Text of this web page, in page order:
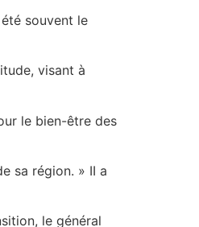
souvent le
visant à
le bien-être des
sa région. » II a
le général